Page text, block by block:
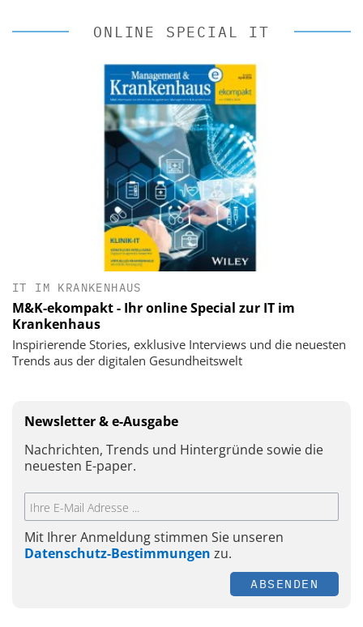
ONLINE SPECIAL IT
IT IM KRANKENHAUS
M&K-ekompakt - Ihr online Special zur IT im
Krankenhaus
Inspirierende Stories, exklusive Interviews und die neuesten
Trends aus der digitalen Gesundheitswelt
Newsletter & e-Ausgabe
Nachrichten, Trends und Hintergründe sowie die
neuesten E-paper.
Mit Ihrer Anmeldung stimmen Sie unseren
Datenschutz-Bestimmungen zu.
ABSENDEN